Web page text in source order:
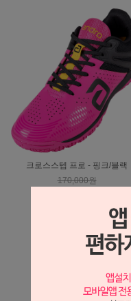
크로스스텝 프로 - 핑크/블랙
170,000원